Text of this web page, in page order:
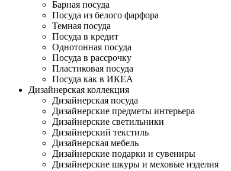
Барная посуда
Посуда из белого фарфора
Темная посуда
Посуда в кредит
Однотонная посуда
Посуда в рассрочку
Пластиковая посуда
Посуда как в ИКЕА
Дизайнерская коллекция
Дизайнерская посуда
Дизайнерские предметы интерьера
Дизайнерские светильники
Дизайнерский текстиль
Дизайнерская мебель
Дизайнерские подарки и сувениры
Дизайнерские шкуры и меховые изделия